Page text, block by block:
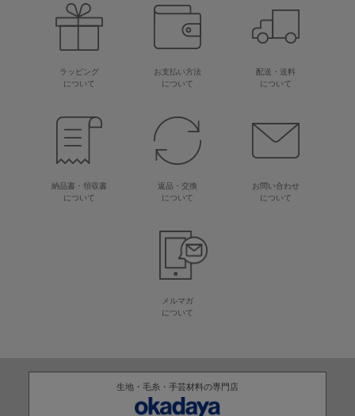
ラッピング
について
お支払い方法
について
配送・送料
について
納品書・領収書
について
返品・交換
について
お問い合わせ
について
メルマガ
について
生地・毛糸・手芸材料の専門店